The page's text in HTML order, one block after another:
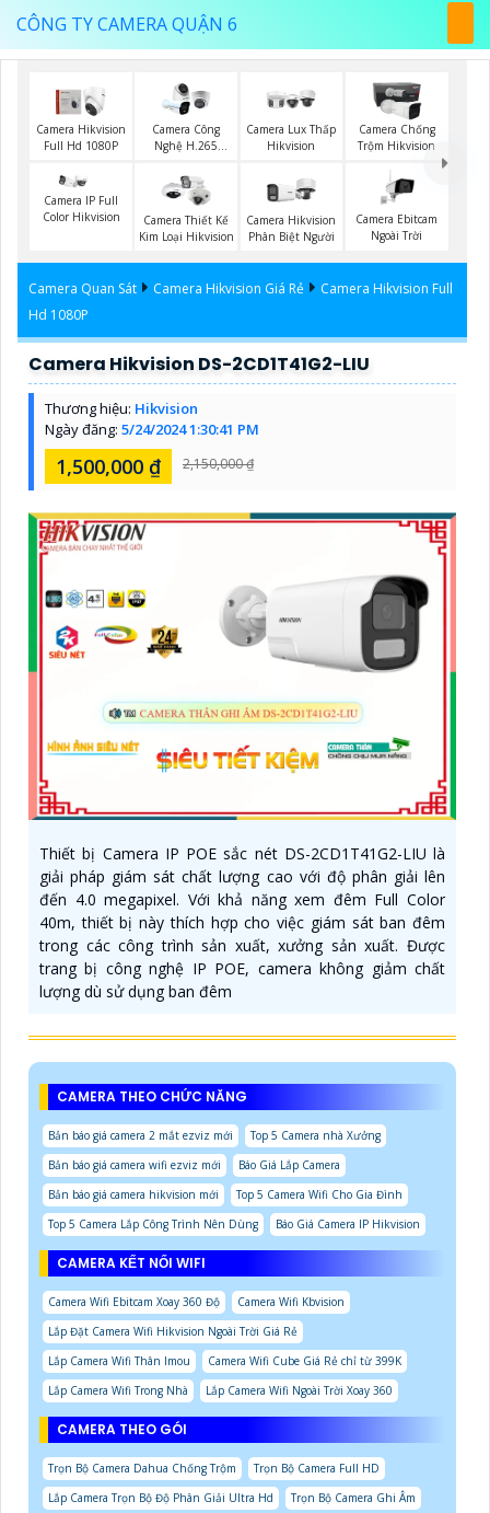
CÔNG TY CAMERA QUẬN 6
Camera Hikvision
Full Hd 1080P
Camera Công
Nghệ H.265
Camera Lux Thấp
Hikvision
Camera Chống
Trộm Hikvision
Camera IP Full
Color Hikvision
Camera Thiết Kế
Kim Loại Hikvision
Camera Hikvision
Phân Biệt Người
Camera Ebitcam
Ngoài Trời
Camera Quan Sát Camera Hikvision Giá Rẻ
Camera Hikvision Full
Hd 1080P
Camera Hikvision DS-2CD1T41G2-LIU
Thương hiệu: Hikvision
Ngày đăng: 5/24/2024 1:30:41 PM
1,500,000 ₫ 2,150,000 ₫
Thiết bị Camera IP POE sắc nét DS-2CD1T41G2-LIU là
giải pháp giám sát chất lượng cao với độ phân giải lên
đến 4.0 megapixel. Với khả năng xem đêm Full Color
40m, thiết bị này thích hợp cho việc giám sát ban đêm
trong các công trình sản xuất, xưởng sản xuất. Được
trang bị công nghệ IP POE, camera không giảm chất
lượng dù sử dụng ban đêm
CAMERA THEO CHỨC NĂNG
Bản báo giá camera 2 mắt ezviz mới
Top 5 Camera nhà Xưởng
Bản báo giá camera wifi ezviz mới
Báo Giá Lắp Camera
Bản báo giá camera hikvision mới
Top 5 Camera Wifi Cho Gia Đình
Top 5 Camera Lắp Công Trình Nên Dùng
Báo Giá Camera IP Hikvision
CAMERA KẾT NỐI WIFI
Camera Wifi Ebitcam Xoay 360 Độ
Camera Wifi Kbvision
Lắp Đặt Camera Wifi Hikvision Ngoài Trời Giá Rẻ
Lắp Camera Wifi Thân Imou
Camera Wifi Cube Giá Rẻ chỉ từ 399K
Lắp Camera Wifi Trong Nhà
Lắp Camera Wifi Ngoài Trời Xoay 360
CAMERA THEO GÓI
Trọn Bộ Camera Dahua Chống Trộm
Trọn Bộ Camera Full HD
Lắp Camera Trọn Bộ Độ Phân Giải Ultra Hd
Trọn Bộ Camera Ghi Âm